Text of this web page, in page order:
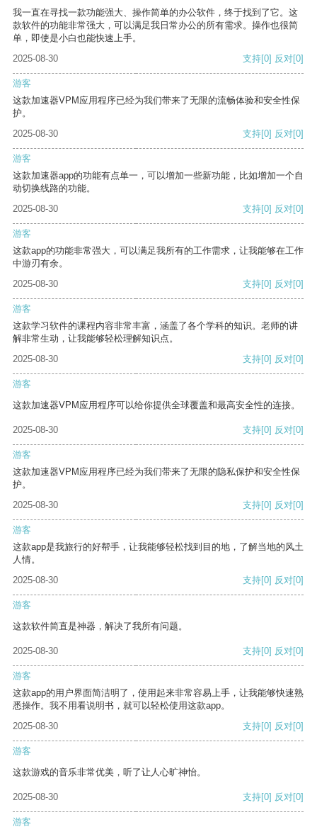
我一直在寻找一款功能强大、操作简单的办公软件，终于找到了它。这
款软件的功能非常强大，可以满足我日常办公的所有需求。操作也很简
单，即使是小白也能快速上手。
2025-08-30
支持[0] 反对[0]
游客
这款加速器VPM应用程序已经为我们带来了无限的流畅体验和安全性保
护。
2025-08-30
支持[0] 反对[0]
游客
这款加速器app的功能有点单一，可以增加一些新功能，比如增加一个自
动切换线路的功能。
2025-08-30
支持[0] 反对[0]
游客
这款app的功能非常强大，可以满足我所有的工作需求，让我能够在工作
中游刃有余。
2025-08-30
支持[0] 反对[0]
游客
这款学习软件的课程内容非常丰富，涵盖了各个学科的知识。老师的讲
解非常生动，让我能够轻松理解知识点。
2025-08-30
支持[0] 反对[0]
游客
这款加速器VPM应用程序可以给你提供全球覆盖和最高安全性的连接。
2025-08-30 支持[0] 反对[0]
游客
这款加速器VPM应用程序已经为我们带来了无限的隐私保护和安全性保
护。
2025-08-30
支持[0] 反对[0]
游客
这款app是我旅行的好帮手，让我能够轻松找到目的地，了解当地的风土
人情。
2025-08-30
支持[0] 反对[0]
游客
这款软件简直是神器，解决了我所有问题。
2025-08-30 支持[0] 反对[0]
游客
这款app的用户界面简洁明了，使用起来非常容易上手，让我能够快速熟
悉操作。我不用看说明书，就可以轻松使用这款app。
2025-08-30
支持[0] 反对[0]
游客
这款游戏的音乐非常优美，听了让人心旷神怡。
2025-08-30 支持[0] 反对[0]
游客